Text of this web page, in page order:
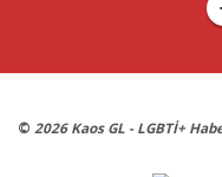
© 2026 Kaos GL - LGBTİ+